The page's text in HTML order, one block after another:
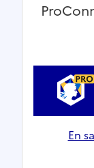
En